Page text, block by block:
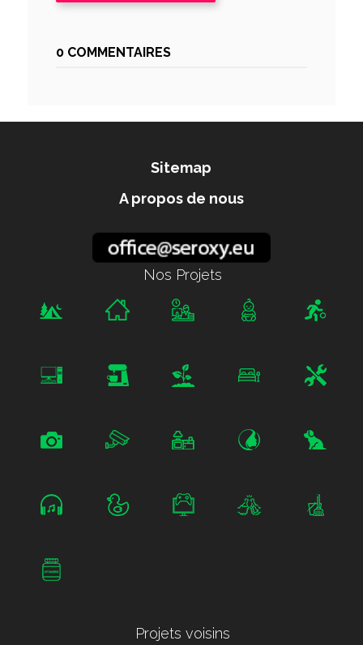
0 COMMENTAIRES
Sitemap
A propos de nous
Nos Projets
Projets voisins